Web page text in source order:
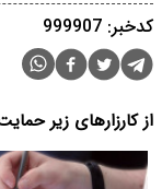
کدخبر: 999907
از کارزارهای زیر